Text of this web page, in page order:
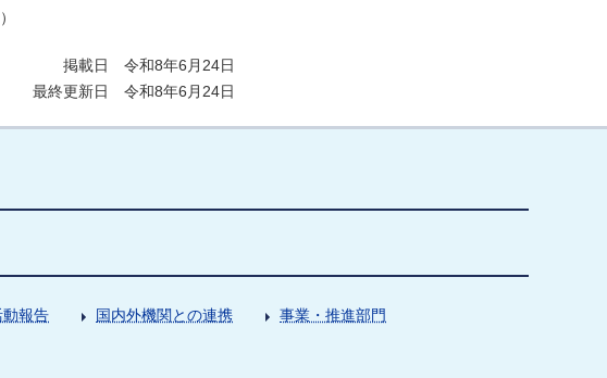
掲載日 令和8年6月24日
最終更新日 令和8年6月24日
報告 国内外機関との連携 事業・推進部門